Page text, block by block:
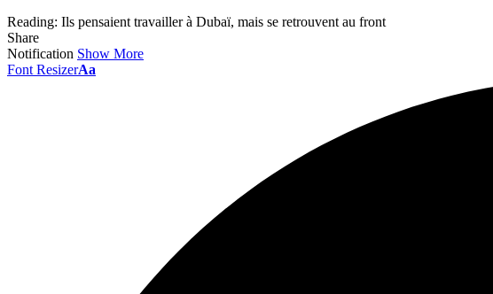
Reading: Ils pensaient travailler à Dubaï, mais se retrouvent au front
Share
Notification Show More
Font ResizerAa